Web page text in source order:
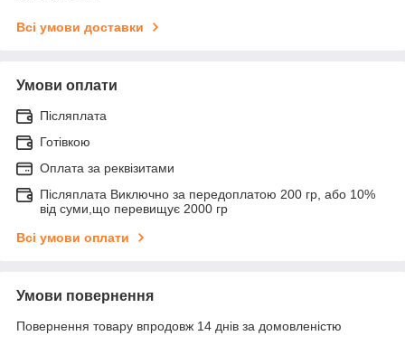
Всі умови доставки
Умови оплати
Післяплата
Готівкою
Оплата за реквізитами
Післяплата Виключно за передоплатою 200 гр, або 10%
від суми,що перевищує 2000 гр
Всі умови оплати
Умови повернення
Повернення товару впродовж 14 днів за домовленістю